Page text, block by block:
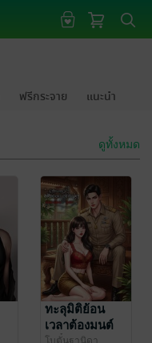
ฟรีกระจาย แนะนำ
ดูทั้งหมด
ทะลุมิติย้อน
เวลาต้องมนต์
โบตั๋นฐานิดา